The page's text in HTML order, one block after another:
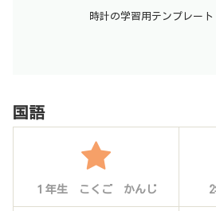
時計の学習用テンプレート
国語
１年生 こくご かんじ